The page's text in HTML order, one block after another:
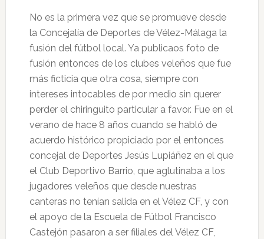
No es la primera vez que se promueve desde
la Concejalía de Deportes de Vélez-Málaga la
fusión del fútbol local. Ya publicaos foto de
fusión entonces de los clubes veleños que fue
más ficticia que otra cosa, siempre con
intereses intocables de por medio sin querer
perder el chiringuito particular a favor. Fue en el
verano de hace 8 años cuando se habló de
acuerdo histórico propiciado por el entonces
concejal de Deportes Jesús Lupiáñez en el que
el Club Deportivo Barrio, que aglutinaba a los
jugadores veleños que desde nuestras
canteras no tenían salida en el Vélez CF, y con
el apoyo de la Escuela de Fútbol Francisco
Castejón pasaron a ser filiales del Vélez CF,